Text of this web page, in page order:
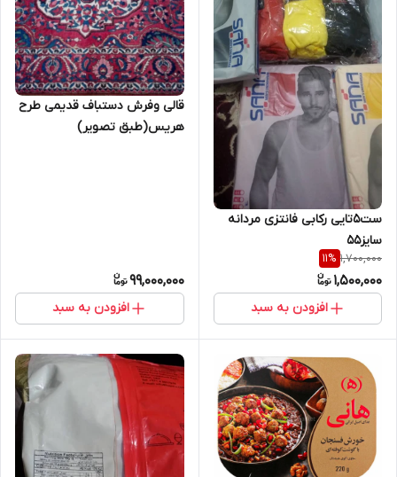
ست5تایی رکابی فانتزی مردانه
سایز55
1,700,000
11%
1,500,000
افزودن به سبد
قالی وفرش دستباف قدیمی طرح
هریس(طبق تصویر)
99,000,000
افزودن به سبد